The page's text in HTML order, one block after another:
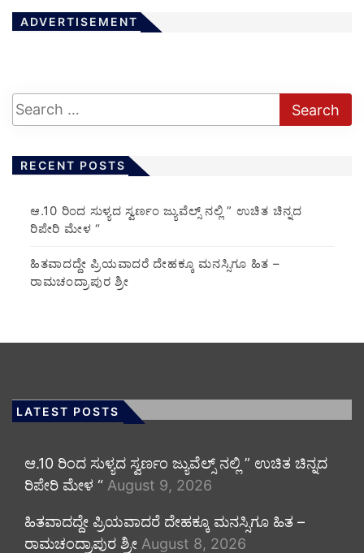
ADVERTISEMENT
RECENT POSTS
ಆ.10 ರಿಂದ ಸುಳ್ಯದ ಸ್ವರ್ಣಂ ಜ್ಯುವೆಲ್ಸ್ ನಲ್ಲಿ ” ಉಚಿತ ಚಿನ್ನದ
ರಿಪೇರಿ ಮೇಳ “
ಹಿತವಾದದ್ದೇ ಪ್ರಿಯವಾದರೆ ದೇಹಕ್ಕೂ ಮನಸ್ಸಿಗೂ ಹಿತ –
ರಾಮಚಂದ್ರಾಪುರ ಶ್ರೀ
LATEST POSTS
ಆ.10 ರಿಂದ ಸುಳ್ಯದ ಸ್ವರ್ಣಂ ಜ್ಯುವೆಲ್ಸ್ ನಲ್ಲಿ ” ಉಚಿತ ಚಿನ್ನದ
ರಿಪೇರಿ ಮೇಳ “ August 9, 2026
ಹಿತವಾದದ್ದೇ ಪ್ರಿಯವಾದರೆ ದೇಹಕ್ಕೂ ಮನಸ್ಸಿಗೂ ಹಿತ –
ರಾಮಚಂದ್ರಾಪುರ ಶ್ರೀ August 8, 2026